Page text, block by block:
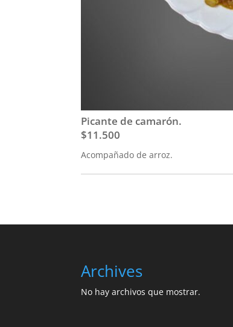
Picante de camarón.
$11.500
Acompañado de arroz.
Archives
No hay archivos que mostrar.